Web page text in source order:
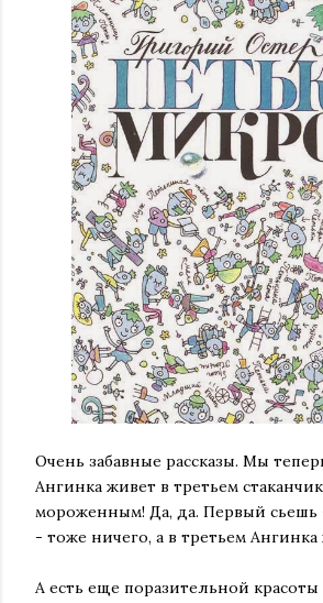
Очень забавные рассказы. Мы
Ангинка живет в третьем
мороженным! Да, да. Первый сьешь
- тоже ничего, а в третьем Ангинка
А есть еще поразительной